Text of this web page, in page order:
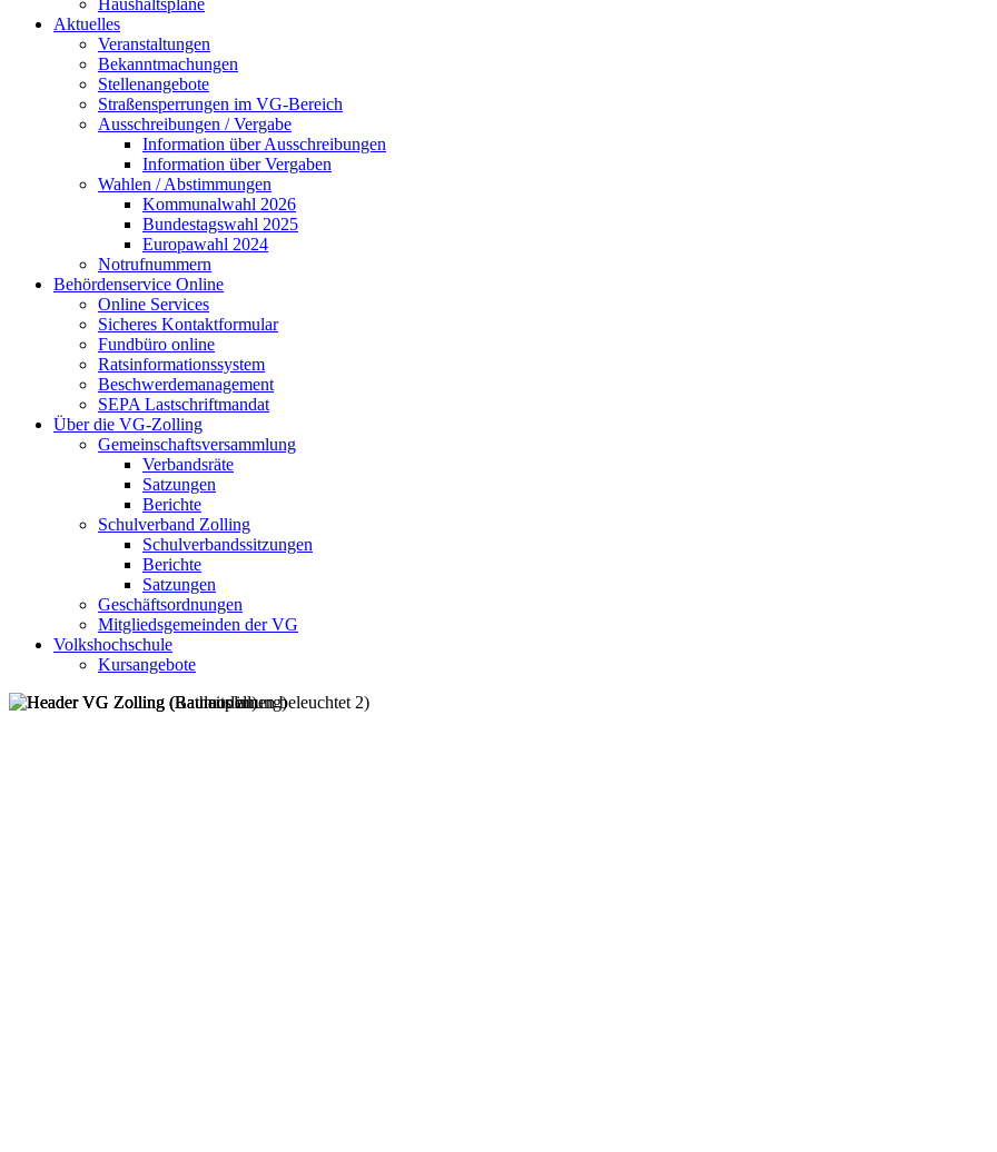
Haushaltspläne
Aktuelles
Veranstaltungen
Bekanntmachungen
Stellenangebote
Straßensperrungen im VG-Bereich
Ausschreibungen / Vergabe
Information über Ausschreibungen
Information über Vergaben
Wahlen / Abstimmungen
Kommunalwahl 2026
Bundestagswahl 2025
Europawahl 2024
Notrufnummern
Behördenservice Online
Online Services
Sicheres Kontaktformular
Fundbüro online
Ratsinformationssystem
Beschwerdemanagement
SEPA Lastschriftmandat
Über die VG-Zolling
Gemeinschaftsversammlung
Verbandsräte
Satzungen
Berichte
Schulverband Zolling
Schulverbandssitzungen
Berichte
Satzungen
Geschäftsordnungen
Mitgliedsgemeinden der VG
Volkshochschule
Kursangebote